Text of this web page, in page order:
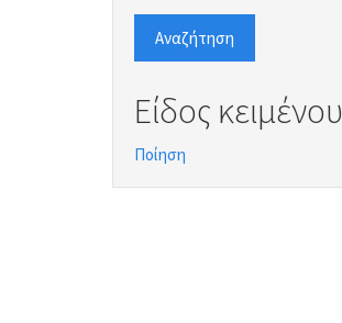
Αναζήτηση
Είδος κειμένου
Ποίηση